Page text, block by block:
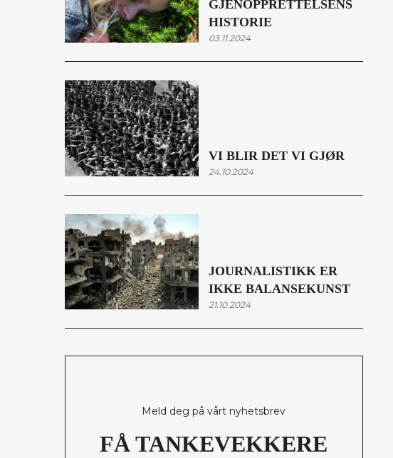
GJENOPPRETTELSENS
HISTORIE
03.11.2024
VI BLIR DET VI GJØR
24.10.2024
JOURNALISTIKK ER
IKKE BALANSEKUNST
21.10.2024
Meld deg på vårt nyhetsbrev
FÅ TANKEVEKKERE